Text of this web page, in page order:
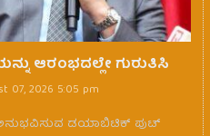
ಆರಂಭದಲ್ಲೇ ಗುರುತಿಸಿ
07, 2026 5:05 pm
ಡಯಾಬಿಟಿಕ್ ಪುಟ್